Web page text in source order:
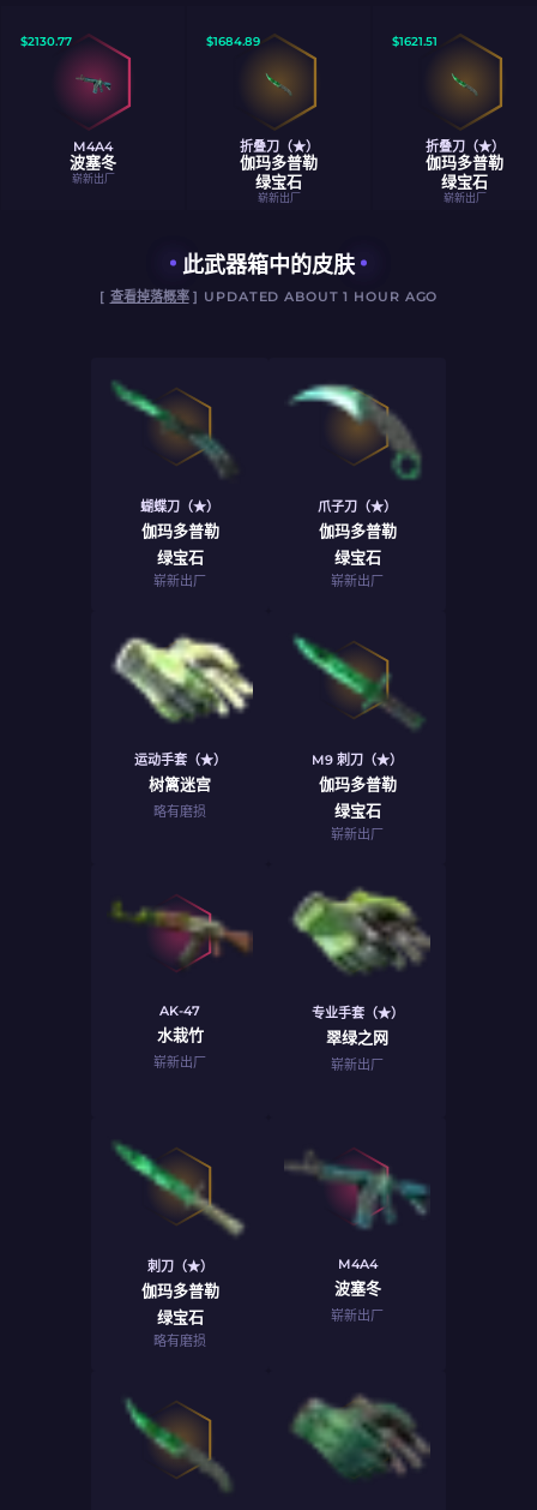
$2130.77
M4A4
波塞冬
崭新出厂
$1684.89
折叠刀（★）
伽玛多普勒
绿宝石
崭新出厂
$1621.51
折叠刀（★）
伽玛多普勒
绿宝石
崭新出厂
此武器箱中的皮肤
[ 查看掉落概率] UPDATED ABOUT 1 HOUR AGO
蝴蝶刀（★）
伽玛多普勒
绿宝石
崭新出厂
爪子刀（★）
伽玛多普勒
绿宝石
崭新出厂
运动手套（★）
树篱迷宫
略有磨损
M9 刺刀（★）
伽玛多普勒
绿宝石
崭新出厂
AK-47
水栽竹
崭新出厂
专业手套（★）
翠绿之网
崭新出厂
刺刀（★）
伽玛多普勒
绿宝石
略有磨损
M4A4
波塞冬
崭新出厂